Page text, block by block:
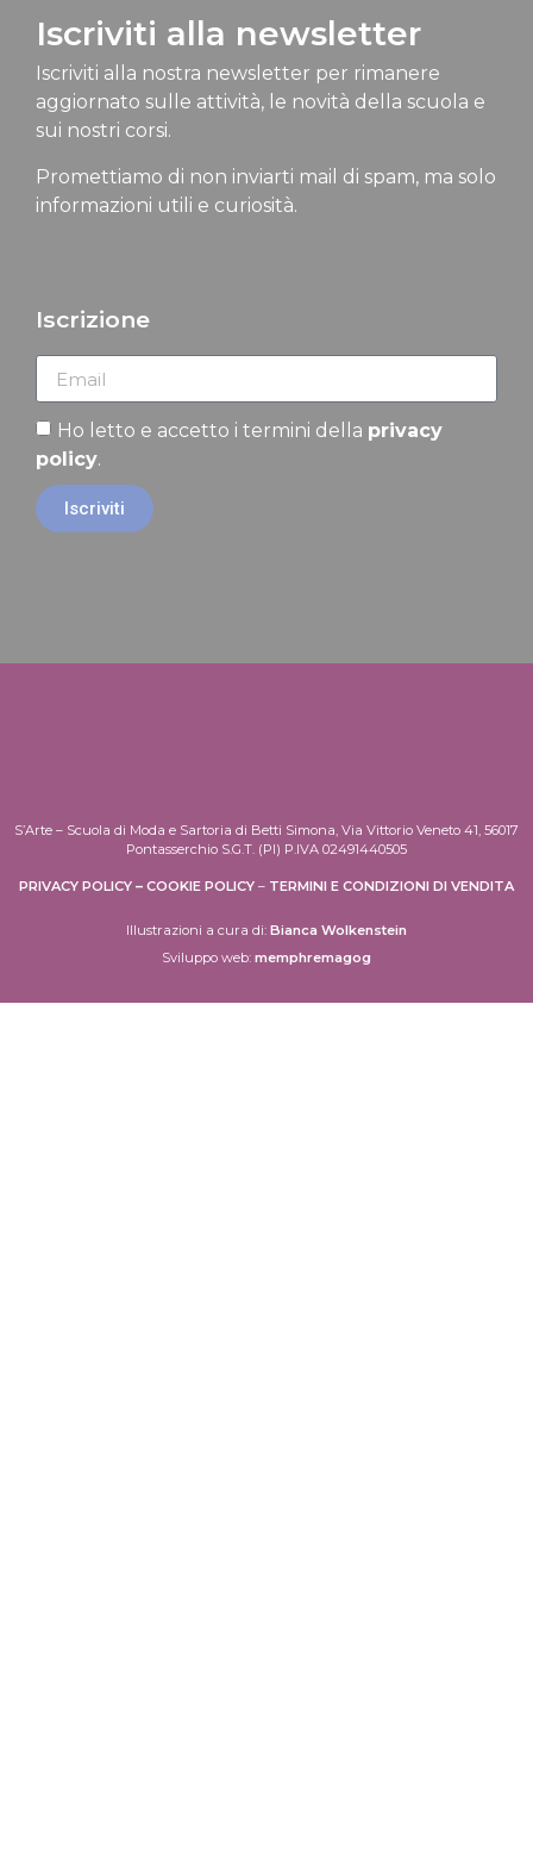
Iscriviti alla newsletter
Iscriviti alla nostra newsletter per rimanere
aggiornato sulle attività, le novità della scuola e
sui nostri corsi.
Promettiamo di non inviarti mail di spam, ma solo
informazioni utili e curiosità.
Iscrizione
Ho letto e accetto i termini della privacy
policy.
Iscriviti
S’Arte – Scuola di Moda e Sartoria di Betti Simona, Via Vittorio Veneto 41, 56017
Pontasserchio S.G.T. (PI) P.IVA 02491440505
PRIVACY POLICY – COOKIE POLICY – TERMINI E CONDIZIONI DI VENDITA
Illustrazioni a cura di: Bianca Wolkenstein
Sviluppo web: memphremagog